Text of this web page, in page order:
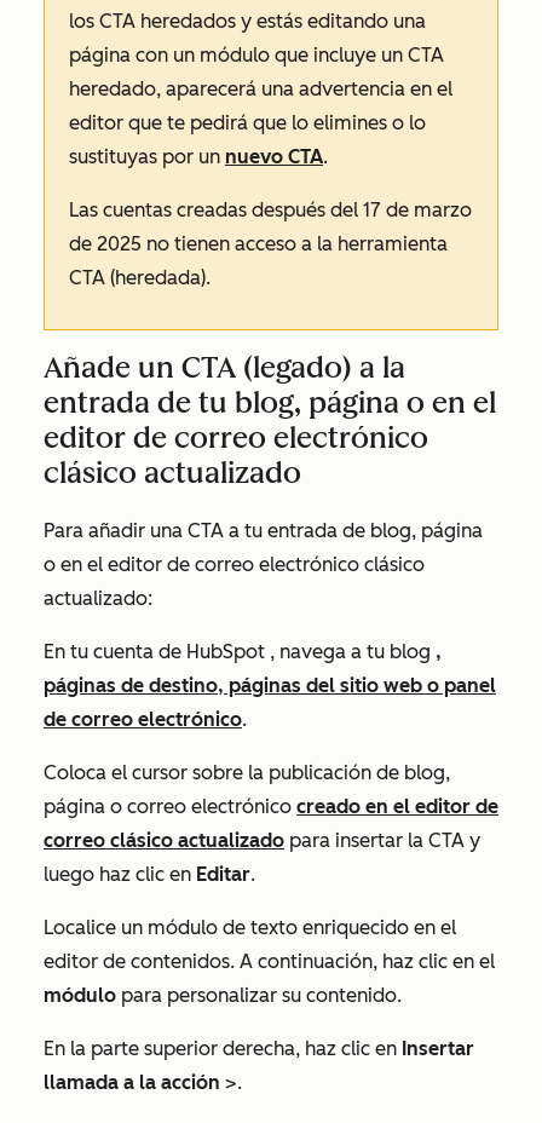
los CTA heredados y estás editando una
página con un módulo que incluye un CTA
heredado, aparecerá una advertencia en el
editor que te pedirá que lo elimines o lo
sustituyas por un nuevo CTA.
Las cuentas creadas después del 17 de marzo
de 2025 no tienen acceso a la herramienta
CTA (heredada).
Añade un CTA (legado) a la
entrada de tu blog, página o en el
editor de correo electrónico
clásico actualizado
Para añadir una CTA a tu entrada de blog, página
o en el editor de correo electrónico clásico
actualizado:
En tu cuenta de HubSpot , navega a tu blog ,
páginas de destino, páginas del sitio web o panel
de correo electrónico.
Coloca el cursor sobre la publicación de blog,
página o correo electrónico creado en el editor de
correo clásico actualizado para insertar la CTA y
luego haz clic en Editar.
Localice un módulo de texto enriquecido en el
editor de contenidos. A continuación, haz clic en el
módulo para personalizar su contenido.
En la parte superior derecha, haz clic en Insertar
llamada a la acción >.